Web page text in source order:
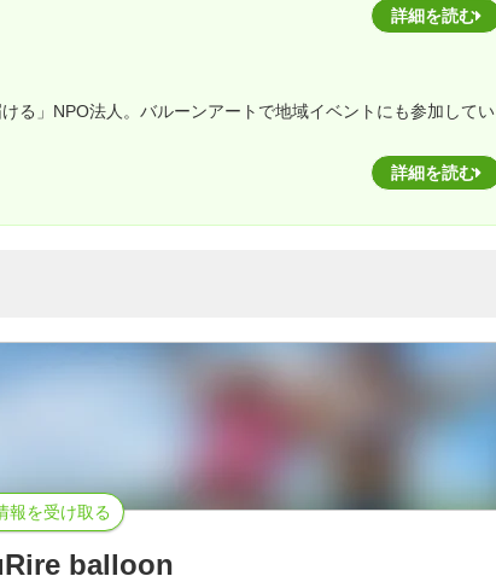
詳細を読む
る」NPO法人。バルーンアートで地域イベントにも参加してい
詳細を読む
報を受け取る
balloon